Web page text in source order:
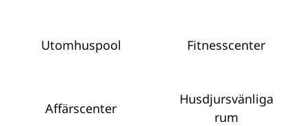
Utomhuspool Fitnesscenter
Affärscenter
Husdjursvänliga
rum